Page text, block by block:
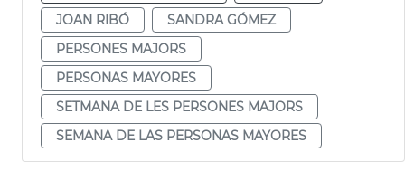
JOAN RIBÓ
SANDRA GÓMEZ
PERSONES MAJORS
PERSONAS MAYORES
SETMANA DE LES PERSONES MAJORS
SEMANA DE LAS PERSONAS MAYORES